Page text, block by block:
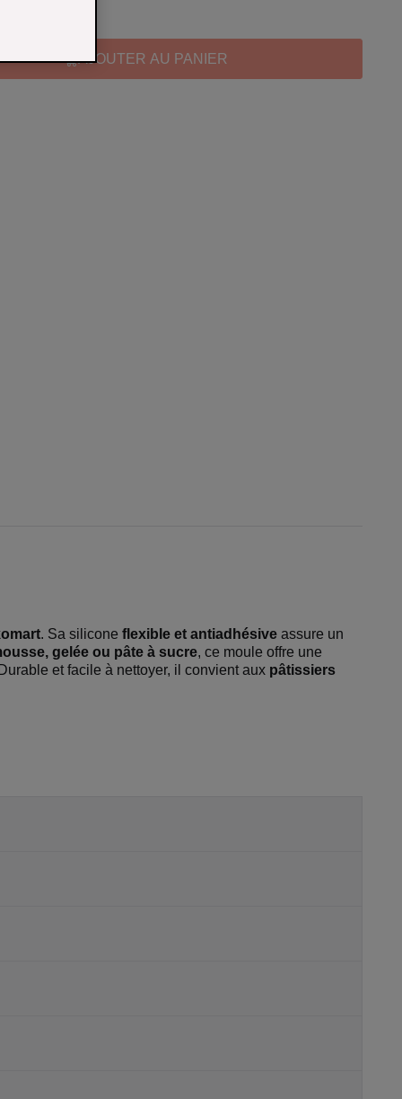
AJOUTER AU PANIER
. Sa silicone flexible et antiadhésive assure un
gelée ou pâte à sucre, ce moule offre une
et facile à nettoyer, il convient aux pâtissiers